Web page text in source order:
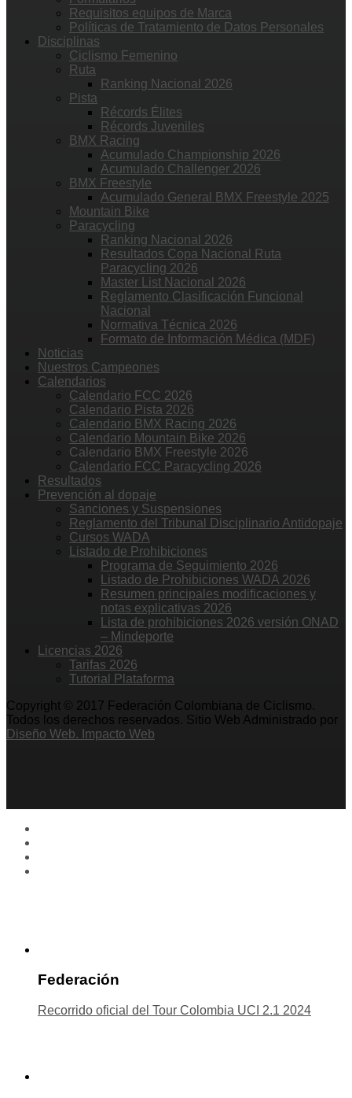
Requisitos equipos de Marca
Políticas de Tratamiento de Datos Personales
Disciplinas
Ciclismo Femenino
Ruta
Ranking Nacional 2026
Pista
Récords Élites
Récords Juveniles
BMX Racing
Acumulado Championship 2026
Acumulado Challenger 2026
BMX Freestyle
Acumulado General BMX Freestyle 2025
Mountain Bike
Paracycling
Ranking Nacional 2026
Resultados Copa Nacional Ruta
Paracycling 2026
Master List Nacional 2026
Reglamento Clasificación Funcional
Nacional
Normativa Técnica 2026
Formato de Información Médica (MDF)
Noticias
Nuestros Campeones
Calendarios
Calendario FCC 2026
Calendario Pista 2026
Calendario BMX Racing 2026
Calendario Mountain Bike 2026
Calendario BMX Freestyle 2026
Calendario FCC Paracycling 2026
Resultados
Prevención al dopaje
Sanciones y Suspensiones
Reglamento del Tribunal Disciplinario Antidopaje
Cursos WADA
Listado de Prohibiciones
Programa de Seguimiento 2026
Listado de Prohibiciones WADA 2026
Resumen principales modificaciones y
notas explicativas 2026
Lista de prohibiciones 2026 versión ONAD
– Mindeporte
Licencias 2026
Tarifas 2026
Tutorial Plataforma
Copyright © 2017 Federación Colombiana de Ciclismo.
Todos los derechos reservados. Sitio Web Administrado por
Diseño Web. Impacto Web
Federación
Recorrido oficial del Tour Colombia UCI 2.1 2024